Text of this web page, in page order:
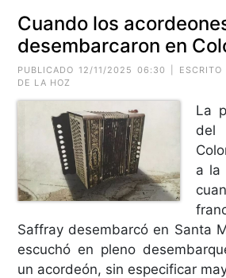
Cuando los
desembarcaron en
PUBLICADO 12/11/2025 06:30 | ESCRITO
DE LA HOZ
La
del
a la
Saffray desembarcó en Santa
escuchó en pleno
un acordeón, sin especificar